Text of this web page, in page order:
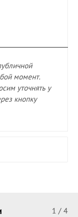
момент.
уточнять у
кнопку
1 / 4